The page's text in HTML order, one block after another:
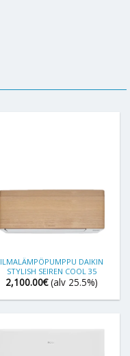
ILMALÄMPÖPUMPPU DAIKIN
STYLISH SEIREN COOL 35
2,100.00€ (alv 25.5%)